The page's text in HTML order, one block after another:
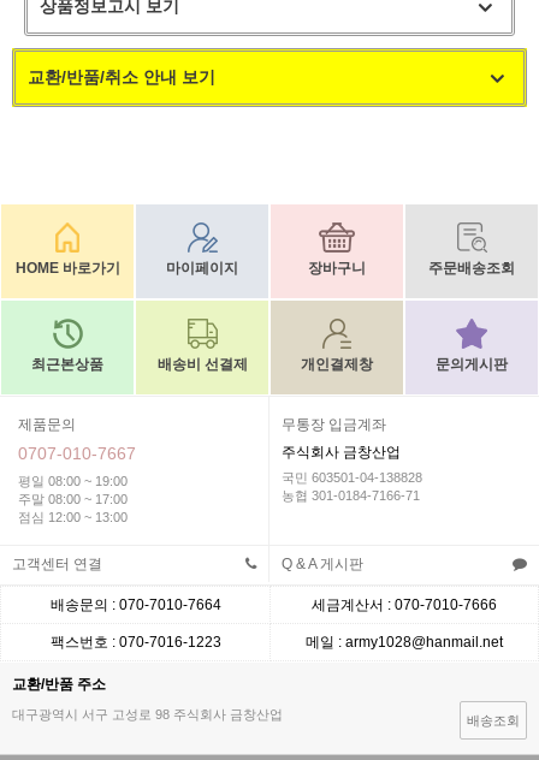
상품정보고시 보기
교환/반품/취소 안내 보기
HOME 바로가기 마이페이지 장바구니 주문배송조회
최근본상품 배송비 선결제 개인결제창 문의게시판
제품문의
0707-010-7667
평일 08:00 ~ 19:00
주말 08:00 ~ 17:00
점심 12:00 ~ 13:00
무통장 입금계좌
주식회사 금창산업
국민 603501-04-138828
농협 301-0184-7166-71
고객센터 연결 Q & A 게시판
배송문의 : 070-7010-7664 세금계산서 : 070-7010-7666
팩스번호 : 070-7016-1223 메일 : army1028@hanmail.net
교환/반품 주소
대구광역시 서구 고성로 98 주식회사 금창산업 배송조회